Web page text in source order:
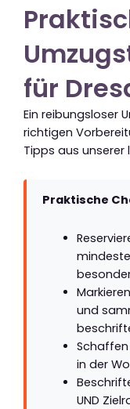
für
Ein reibungsloser
richtigen
Tipps aus unserer
Praktische
und
in der
UND